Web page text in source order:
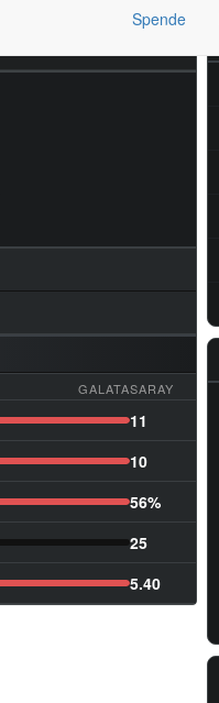
Spende
GALATASARAY
11
10
56%
25
5.40